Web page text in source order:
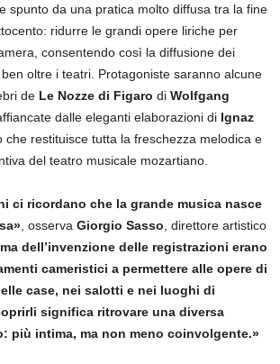
spunto da una pratica molto diffusa tra la fine
ridurre le grandi opere liriche per
consentendo così la diffusione dei
oltre i teatri. Protagoniste saranno alcune
de Le Nozze di Figaro di Wolfgang
affiancate dalle eleganti elaborazioni di Ignaz
che restituisce tutta la freschezza melodica e
del teatro musicale mozartiano.
ci ricordano che la grande musica nasce
, osserva Giorgio Sasso , direttore artistico
dell’invenzione delle registrazioni erano
cameristici a permettere alle opere di
case, nei salotti e nei luoghi di
significa ritrovare una diversa
più intima, ma non meno coinvolgente.»